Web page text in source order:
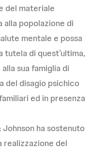
del materiale
popolazione di
mentale e possa
tutela di quest’ultima,
sua famiglia di
del disagio psichico
ed in presenza
Johnson ha sostenuto
realizzazione del